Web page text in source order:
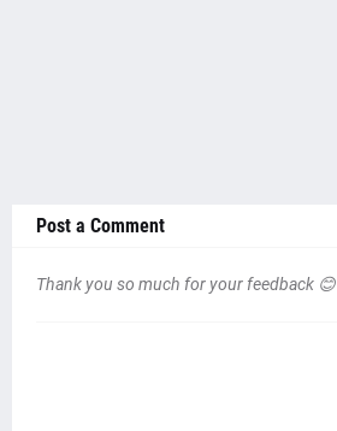
Post a Comment
Thank you so much for your feedback 😊